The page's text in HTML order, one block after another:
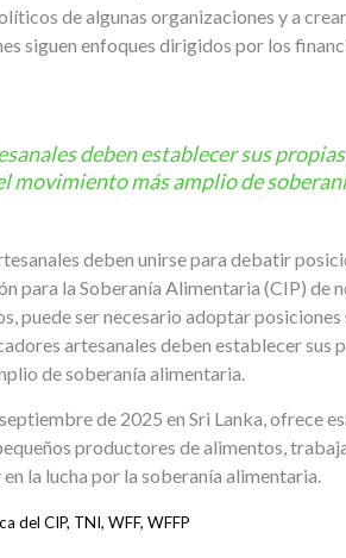
de algunas organizaciones y a
siguen enfoques dirigidos por los
deben establecer sus
movimiento más amplio de
deben unirse para debatir
para la Soberanía Alimentaria (CIP) de
puede ser necesario adoptar
artesanales deben establecer
de soberanía alimentaria.
de 2025 en Sri Lanka, ofrece
productores de alimentos,
la lucha por la soberanía alimentaria.
del CIP, TNI, WFF, WFFP